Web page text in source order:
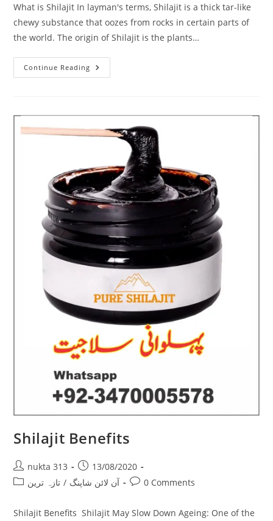
What is Shilajit In layman's terms, Shilajit is a thick tar-like
chewy substance that oozes from rocks in certain parts of
the world. The origin of Shilajit is the plants…
Continue Reading What
Is
Shilajit Benefits
Post
author:
nukta 313
Post
published:
13/08/2020
Post
آن لائن شاپنگ / تازہ ترین
Post0 Comments
Shilajit Benefits Shilajit May Slow Down Ageing: One of the